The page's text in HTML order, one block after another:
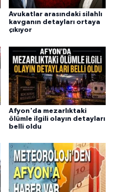
Avukatlar arasındaki silahlı
kavganın detayları ortaya
çıkıyor
Afyon'da mezarlıktaki
ölümle ilgili olayın detayları
belli oldu